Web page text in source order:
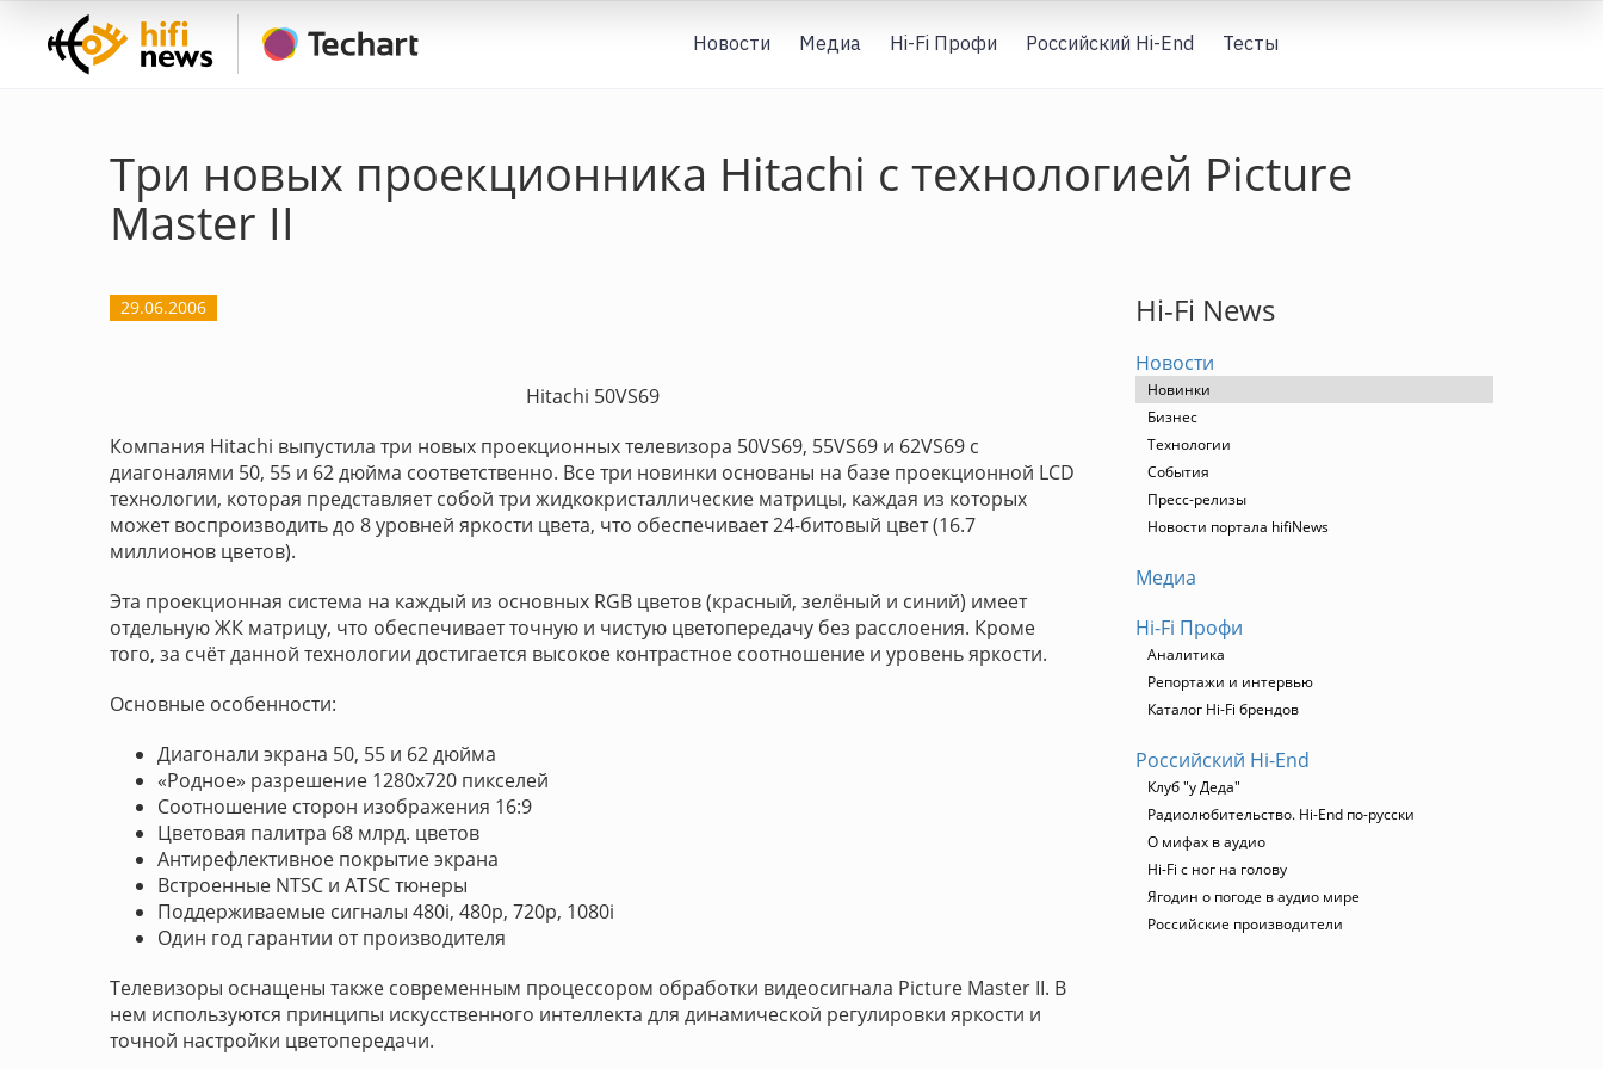
Новости Медиа Hi-Fi Профи Российский Hi-End Тесты
Три новых проекционника Hitachi с технологией Picture
Master II
29.06.2006
Hitachi 50VS69
Компания Hitachi выпустила три новых проекционных телевизора 50VS69, 55VS69 и 62VS69 с
диагоналями 50, 55 и 62 дюйма соответственно. Все три новинки основаны на базе проекционной LCD
технологии, которая представляет собой три жидкокристаллические матрицы, каждая из которых
может воспроизводить до 8 уровней яркости цвета, что обеспечивает 24-битовый цвет (16.7
миллионов цветов).
Эта проекционная система на каждый из основных RGB цветов (красный, зелёный и синий) имеет
отдельную ЖК матрицу, что обеспечивает точную и чистую цветопередачу без расслоения. Кроме
того, за счёт данной технологии достигается высокое контрастное соотношение и уровень яркости.
Основные особенности:
Диагонали экрана 50, 55 и 62 дюйма
«Родное» разрешение 1280x720 пикселей
Соотношение сторон изображения 16:9
Цветовая палитра 68 млрд. цветов
Антирефлективное покрытие экрана
Встроенные NTSC и ATSC тюнеры
Поддерживаемые сигналы 480i, 480p, 720p, 1080i
Один год гарантии от производителя
Телевизоры оснащены также современным процессором обработки видеосигнала Picture Master II. В
нем используются принципы искусственного интеллекта для динамической регулировки яркости и
точной настройки цветопередачи.
Hi-Fi News
Новости
Новинки
Бизнес
Технологии
События
Пресс-релизы
Новости портала hifiNews
Медиа
Hi-Fi Профи
Аналитика
Репортажи и интервью
Каталог Hi-Fi брендов
Российский Hi-End
Клуб "у Деда"
Радиолюбительство. Hi-End по-русски
О мифах в аудио
Hi-Fi с ног на голову
Ягодин о погоде в аудио мире
Российские производители